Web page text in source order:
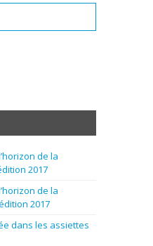
de la
2017
de la
2017
dans les assiettes